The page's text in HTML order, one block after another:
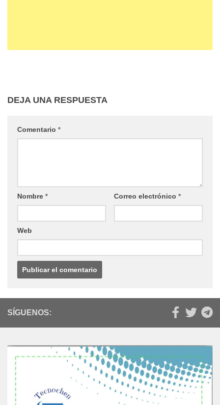
DEJA UNA RESPUESTA
Comentario *
Nombre * Correo electrónico *
Web
SÍGUENOS: